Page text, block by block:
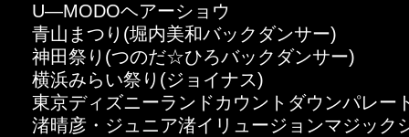
U―MODOヘアーショウ
青山まつり(堀内美和バックダンサー)
神田祭り(つのだ☆ひろバックダンサー)
横浜みらい祭り(ジョイナス)
東京ディズニーランドカウントダウンパレー
渚晴彦・ジュニア渚イリュージョンマジック